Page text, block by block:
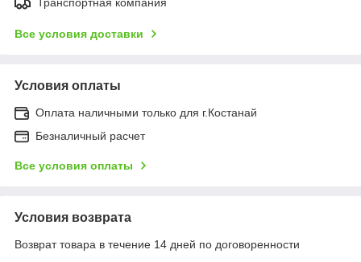
Все условия доставки
Условия оплаты
Оплата наличными только для г.Костанай
Безналичный расчет
Все условия оплаты
Условия возврата
Возврат товара в течение 14 дней по договоренности